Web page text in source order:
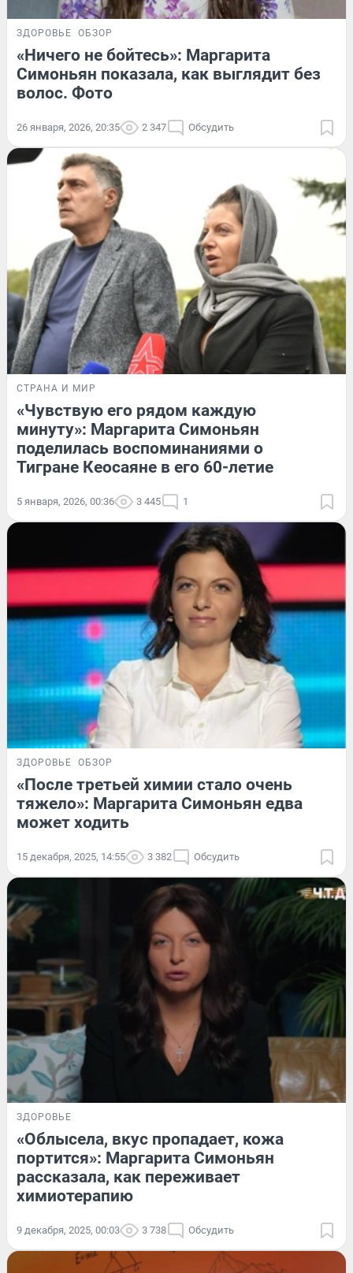
ЗДОРОВЬЕ ОБЗОР
«Ничего не бойтесь»: Маргарита
Симоньян показала, как выглядит без
волос. Фото
26 января, 2026, 20:35 2 347 Обсудить
СТРАНА И МИР
«Чувствую его рядом каждую
минуту»: Маргарита Симоньян
поделилась воспоминаниями о
Тигране Кеосаяне в его 60-летие
5 января, 2026, 00:36 3 445 1
ЗДОРОВЬЕ ОБЗОР
«После третьей химии стало очень
тяжело»: Маргарита Симоньян едва
может ходить
15 декабря, 2025, 14:55 3 382 Обсудить
ЗДОРОВЬЕ
«Облысела, вкус пропадает, кожа
портится»: Маргарита Симоньян
рассказала, как переживает
химиотерапию
9 декабря, 2025, 00:03 3 738 Обсудить